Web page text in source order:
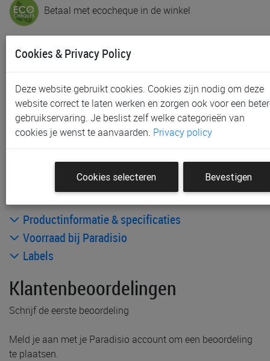
Betaal met ecocheque in de winkel
In voorraad
Gratis (en direct) af te halen in onze
Gratis verzending vanaf € 80 *
Andere artikelen uit deze collectie:
Productinformatie & specificaties
Voorraad bij Paradisio
Labels
Klantenbeoordelingen
Schrijf de eerste beoordeling
Meld je aan met je Paradisio account om een beoordeling
te plaatsen.
Cookies & Privacy Policy
Deze website gebruikt cookies. Cookies zijn nodig om deze
website correct te laten werken en zorgen ook voor een
gebruikservaring. Je beslist zelf welke categorieën van
cookies je wenst te aanvaarden. Privacy policy
Cookies selecteren Bevestigen